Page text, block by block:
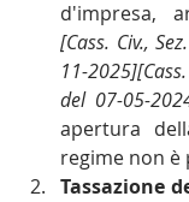
[Cass. Civ.,
11-
del 07-05-
apertura
regime non è
Tassazione